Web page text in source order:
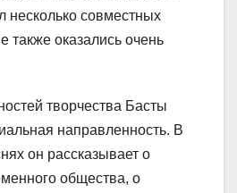
несколько совместных
также оказались очень
творчества Басты
направленность. В
он рассказывает о
общества, о